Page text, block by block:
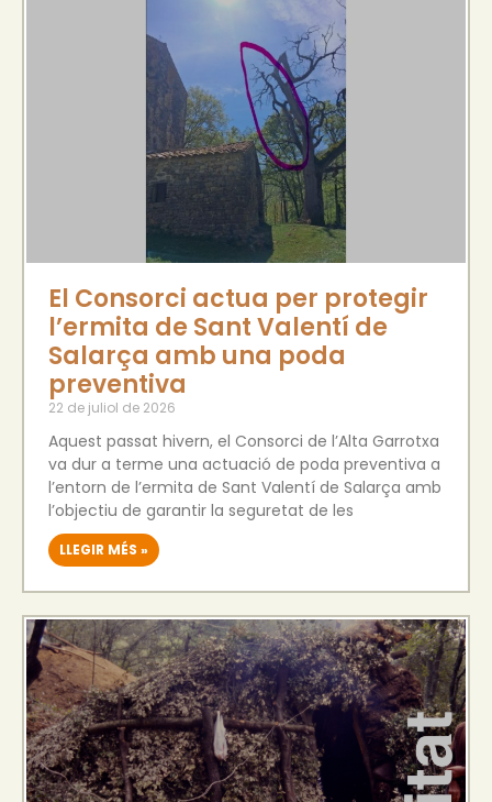
El Consorci actua per protegir
l’ermita de Sant Valentí de
Salarça amb una poda
preventiva
22 de juliol de 2026
Aquest passat hivern, el Consorci de l’Alta Garrotxa
va dur a terme una actuació de poda preventiva a
l’entorn de l’ermita de Sant Valentí de Salarça amb
l’objectiu de garantir la seguretat de les
LLEGIR MÉS »